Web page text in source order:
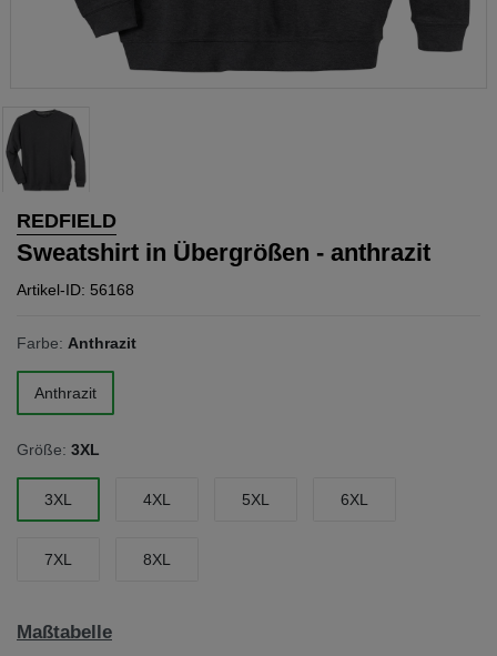
REDFIELD
Sweatshirt in Übergrößen - anthrazit
Artikel-ID: 56168
Farbe: Anthrazit
Anthrazit
Größe: 3XL
3XL 4XL 5XL 6XL
7XL 8XL
Maßtabelle